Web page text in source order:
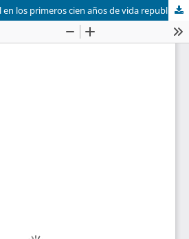
los primeros cien años de vida republicana